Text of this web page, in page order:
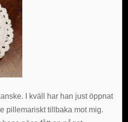
I kväll har han just öppnat
pillemariskt tillbaka mot mig.